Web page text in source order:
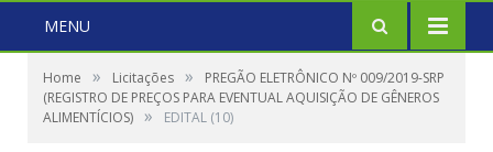
MENU
Home » Licitações »
PREGÃO ELETRÔNICO Nº 009/2019-SRP
(REGISTRO DE PREÇOS PARA EVENTUAL AQUISIÇÃO DE GÊNEROS
ALIMENTÍCIOS) » EDITAL (10)